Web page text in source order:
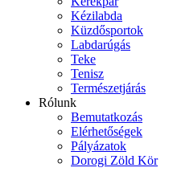
Kézilabda
Küzdősportok
Labdarúgás
Teke
Tenisz
Természetjárás
Rólunk
Bemutatkozás
Elérhetőségek
Pályázatok
Dorogi Zöld Kör